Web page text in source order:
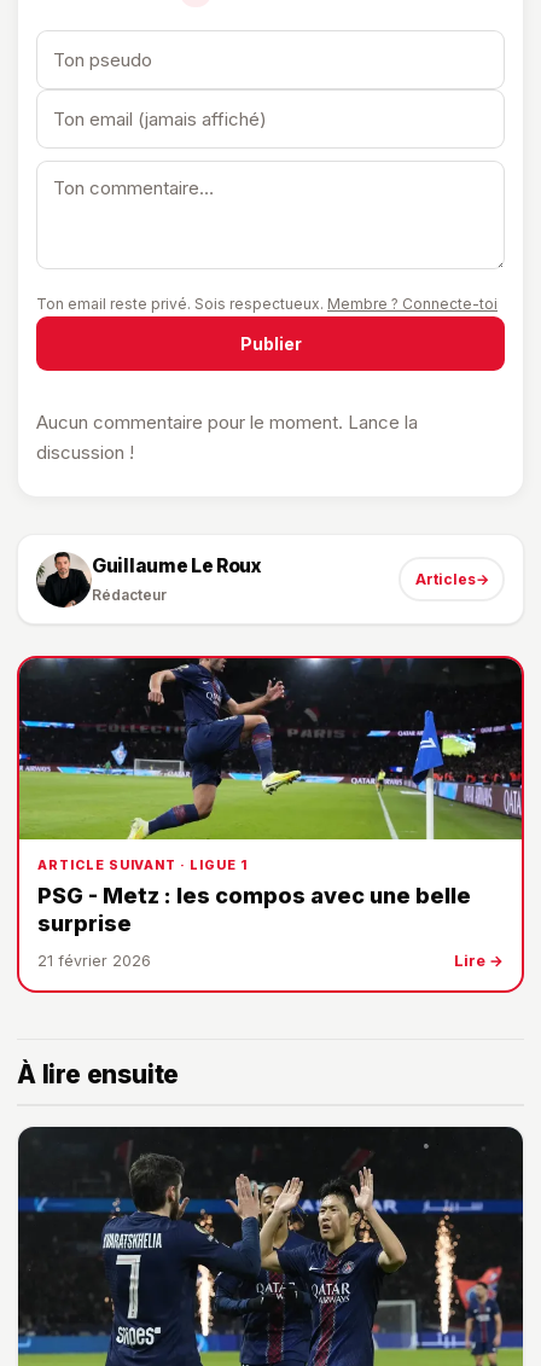
Ton email reste privé. Sois respectueux. Membre ? Connecte-toi
Publier
Aucun commentaire pour le moment. Lance la
discussion !
Guillaume Le Roux
Rédacteur
Articles→
ARTICLE SUIVANT · LIGUE 1
PSG - Metz : les compos avec une belle
surprise
21 février 2026 Lire →
À lire ensuite